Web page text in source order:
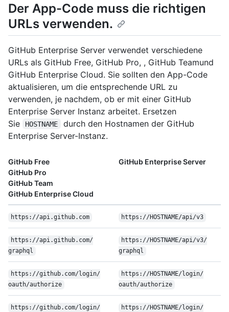
Der App-Code muss die richtigen
URLs verwenden.
GitHub Enterprise Server verwendet verschiedene
URLs als GitHub Free, GitHub Pro, , GitHub Teamund
GitHub Enterprise Cloud. Sie sollten den App-Code
aktualisieren, um die entsprechende URL zu
verwenden, je nachdem, ob er mit einer GitHub
Enterprise Server Instanz arbeitet. Ersetzen
Sie
HOSTNAME
durch den Hostnamen der GitHub
Enterprise Server-Instanz.
GitHub Free
GitHub Pro
GitHub Team
GitHub Enterprise Cloud
GitHub Enterprise Server
https://api.github.com https://HOSTNAME/api/v3
https://api.github.com/
graphql
https://HOSTNAME/api/v3/
graphql
https://github.com/login/
oauth/authorize
https://HOSTNAME/login/
oauth/authorize
https://github.com/login/
https://HOSTNAME/login/